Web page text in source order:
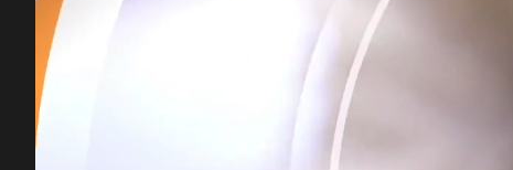
نفى الرئيس ترمب صحة التقارير التي تحدثت عن دفع الولايات المتحدة 300 مليار دولار لإيران، واصفا إياها بـ"الكاذبة"، في
الأسواق، واصل النفط تراجعه لليوم
وفي آسيا، أنهى بنك اليابان حقبة